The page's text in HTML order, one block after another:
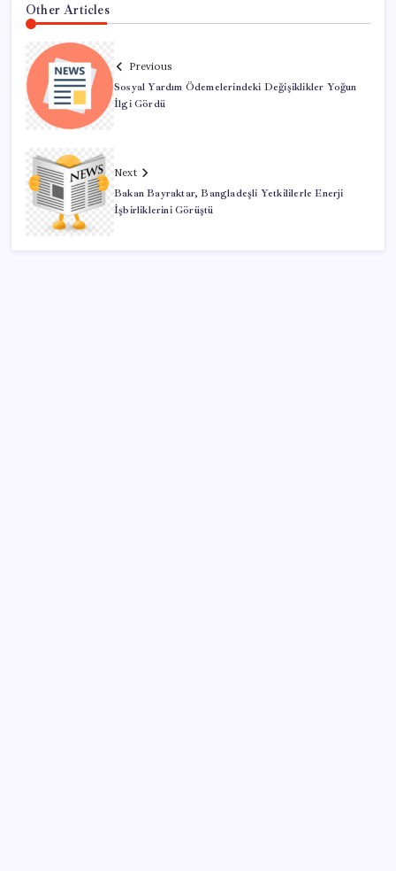
Other Articles
Previous
Sosyal Yardım Ödemelerindeki Değişiklikler Yoğun
İlgi Gördü
Next
Bakan Bayraktar, Bangladeşli Yetkililerle Enerji
İşbirliklerini Görüştü